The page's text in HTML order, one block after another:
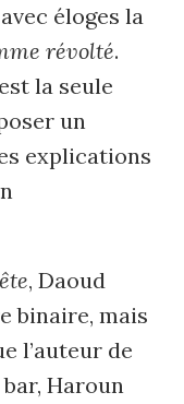
éloges la
révolté.
la seule
un
explications
, Daoud
binaire, mais
l’auteur de
Haroun